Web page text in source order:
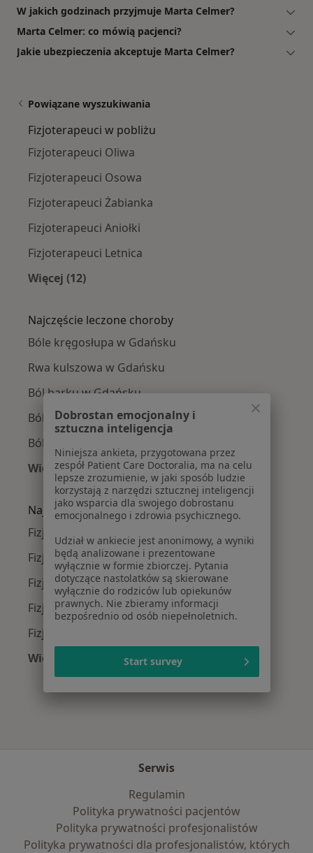
W jakich godzinach przyjmuje Marta Celmer?
Marta Celmer: co mówią pacjenci?
Jakie ubezpieczenia akceptuje Marta Celmer?
Powiązane wyszukiwania
Fizjoterapeuci w pobliżu
Fizjoterapeuci Oliwa
Fizjoterapeuci Osowa
Fizjoterapeuci Żabianka
Fizjoterapeuci Aniołki
Fizjoterapeuci Letnica
Więcej (12)
Najczęście leczone choroby
Bóle kręgosłupa w Gdańsku
Rwa kulszowa w Gdańsku
Ból barku w Gdańsku
Ból biodra w Gdańsku
Ból kolana w Gdańsku
Więcej (15)
Więcej w kategorii: Najczęście leczone
Najpopularniejsze ubezpieczenia
Fizjoterapeuci z TU Zdrowie w Gdańsku
Fizjoterapeuci z Medicover w Gdańsku
Fizjoterapeuci z Allianz w Gdańsku
Fizjoterapeuci z POLMED w Gdańsku
Fizjoterapeuci z Signal Iduna w Gdańsku
Więcej (7)
Więcej w kategorii: Najpopularniejsze
Serwis
Regulamin
Polityka prywatności pacjentów
Polityka prywatności profesjonalistów
Polityka prywatności dla profesjonalistów, których
Dobrostan emocjonalny i
sztuczna inteligencja
Niniejsza ankieta, przygotowana przez
zespół Patient Care Doctoralia, ma na celu
lepsze zrozumienie, w jaki sposób ludzie
korzystają z narzędzi sztucznej inteligencji
jako wsparcia dla swojego dobrostanu
emocjonalnego i zdrowia psychicznego.
Udział w ankiecie jest anonimowy, a wyniki
będą analizowane i prezentowane
wyłącznie w formie zbiorczej. Pytania
dotyczące nastolatków są skierowane
wyłącznie do rodziców lub opiekunów
prawnych. Nie zbieramy informacji
bezpośrednio od osób niepełnoletnich.
Start survey